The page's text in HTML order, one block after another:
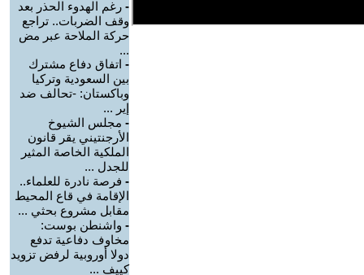
- رغم الهدوء الحذر بعد
وقف الضربات.. تراجع
حركة الملاحة عبر مض
...
- اتفاق دفاع مشترك
بين السعودية وتركيا
وباكستان: -تحالف ضد
إير ...
- مجلس الشيوخ
الأرجنتيني يقر قانون
الملكية الخاصة المثير
للجدل ...
- فرصة نادرة للعلماء..
الإقامة في قاع المحيط
مقابل مشروع بحثي ...
- واشنطن بوست:
مخاوف دفاعية تدفع
دولا أوروبية لرفض تزويد
كييف ...